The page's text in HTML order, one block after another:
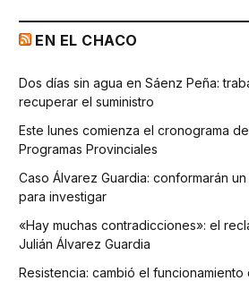
EN EL CHACO
Dos días sin agua en Sáenz Peña:
recuperar el suministro
Este lunes comienza el cronograma
Programas Provinciales
Caso Álvarez Guardia: conformarán
para investigar
«Hay muchas contradicciones»: el
Julián Álvarez Guardia
Resistencia: cambió el